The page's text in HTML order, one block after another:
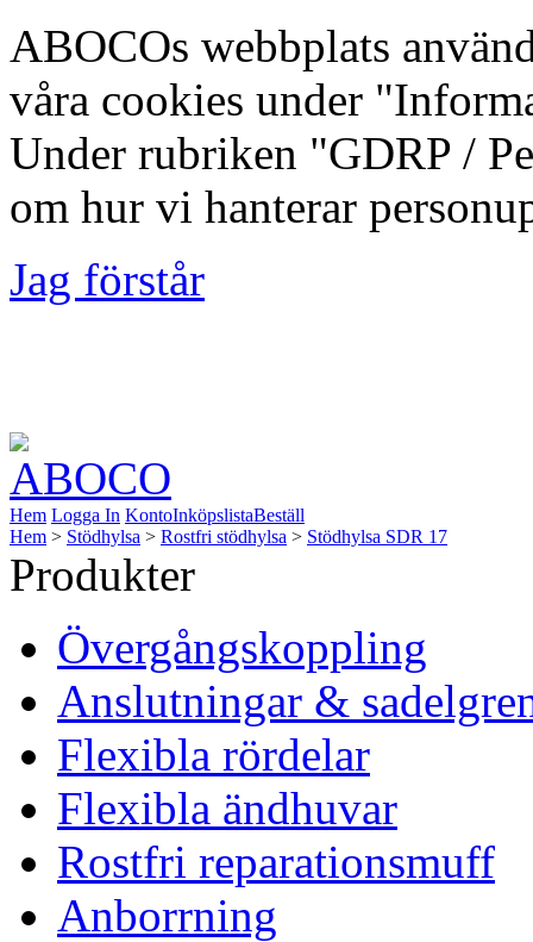
ABOCOs webbplats
våra cookies under
Under rubriken "GDRP /
om hur vi hanterar
Jag förstår
Hem Logga In KontoInköpslistaBeställ
Hem > Stödhylsa > Rostfri stödhylsa > Stödhylsa SDR 17
Produkter
Övergångskoppling
Anslutningar &
Flexibla rördelar
Flexibla ändhuvar
Rostfri reparationsmuff
Anborrning